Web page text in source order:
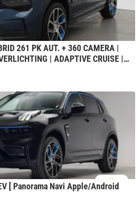
261 PK AUT. + 360 CAMERA |
| ADAPTIVE CRUISE |
[ Panorama Navi Apple/Android